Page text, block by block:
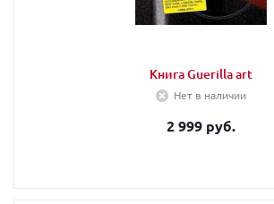
Книга Guerilla art
Нет в наличии
2 999 руб.